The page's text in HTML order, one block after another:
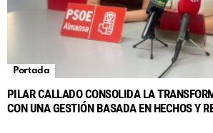
Portada
PILAR CALLADO CONSOLIDA LA
CON UNA GESTIÓN BASADA EN HECHOS Y